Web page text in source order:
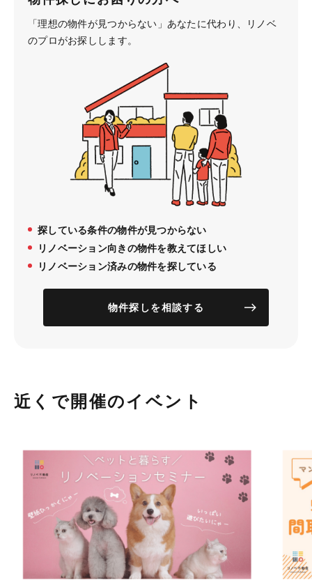
「理想の物件が見つからない」あなたに代わり、
リノベ
のプロがお探しします。
探している条件の物件が見つからない
リノベーション向きの物件を教えてほしい
リノベーション済みの物件を探している
物件探しを相談する
近くで開催のイベント